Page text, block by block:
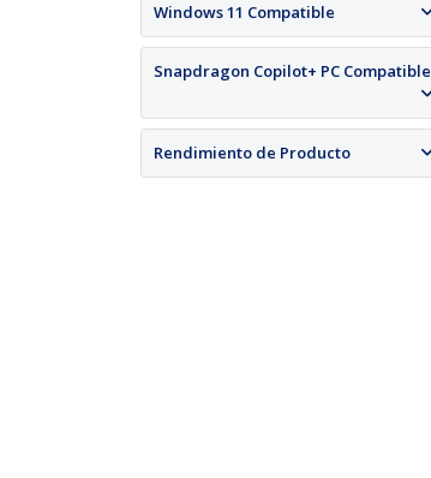
Windows 11 Compatible
Snapdragon Copilot+ PC Compatible
Rendimiento de Producto